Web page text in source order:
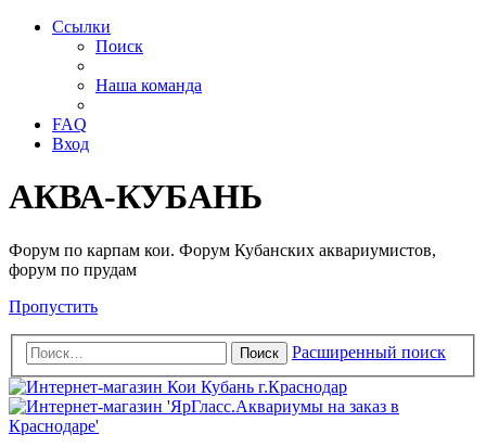
Ссылки
Поиск
Наша команда
FAQ
Вход
АКВА-КУБАНЬ
Форум по карпам кои. Форум Кубанских аквариумистов,
форум по прудам
Пропустить
Поиск Расширенный поиск